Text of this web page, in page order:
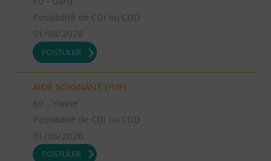
Possibilité de CDI ou CDD
01/08/2026
POSTULER
AIDE SOIGNANT (H/F)
89 - Yonne
Possibilité de CDI ou CDD
01/08/2026
POSTULER